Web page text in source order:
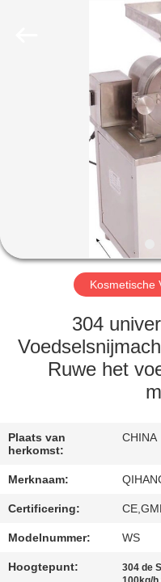
PRODUCTEN
ONGEVEER
CONTACTEER
NIEUWS
VERZOEK
OM
Kosmetische
304
Ruwe het
Plaats van
herkomst:
CHINA
Merknaam:
Certificering:
Modelnummer: WS
Hoogtepunt: 304 de